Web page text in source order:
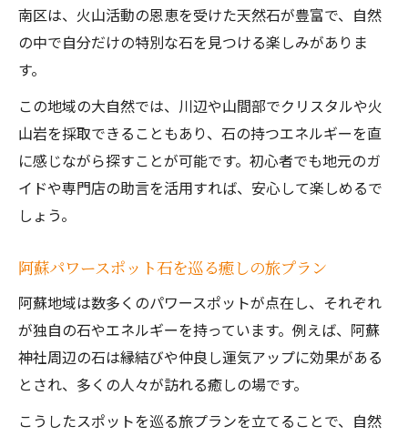
南区は、火山活動の恩恵を受けた天然石が豊富で、自然
の中で自分だけの特別な石を見つける楽しみがありま
す。
この地域の大自然では、川辺や山間部でクリスタルや火
山岩を採取できることもあり、石の持つエネルギーを直
に感じながら探すことが可能です。初心者でも地元のガ
イドや専門店の助言を活用すれば、安心して楽しめるで
しょう。
阿蘇パワースポット石を巡る癒しの旅プラン
阿蘇地域は数多くのパワースポットが点在し、それぞれ
が独自の石やエネルギーを持っています。例えば、阿蘇
神社周辺の石は縁結びや仲良し運気アップに効果がある
とされ、多くの人々が訪れる癒しの場です。
こうしたスポットを巡る旅プランを立てることで、自然